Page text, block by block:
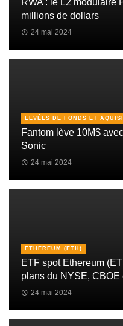
RWA : le L2 modulaire
millions de dollars
24 mai 2024
LEVÉES DE FONDS ET
Fantom lève 10M$
Sonic
24 mai 2024
ETHEREUM (ETH)
ETF spot Ethereum
plans du NYSE, CBOE
24 mai 2024